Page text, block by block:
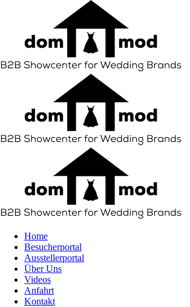
Home
Besucherportal
Ausstellerportal
Über Uns
Videos
Anfahrt
Kontakt